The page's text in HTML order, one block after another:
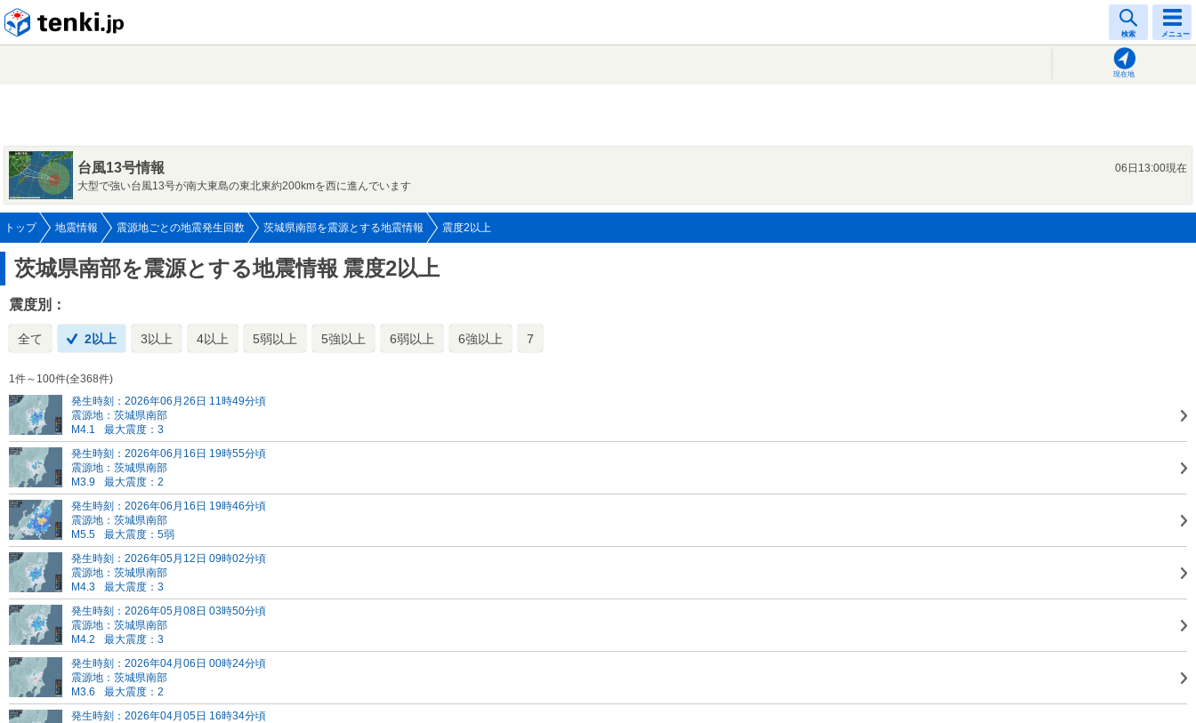
検索 メニュー
現在地
台風13号情報
06日13:00現在
大型で強い台風13号が南大東島の東北東約200kmを西に進んでいます
トップ 地震情報 震源地ごとの地震発生回数 茨城県南部を震源とする地震情報 震度2以上
茨城県南部を震源とする地震情報 震度2以上
震度別：
全て 2以上 3以上 4以上 5弱以上 5強以上 6弱以上 6強以上 7
1件～100件(全368件)
発生時刻：2026年06月26日 11時49分頃
震源地：茨城県南部
M4.1
最大震度：3
発生時刻：2026年06月16日 19時55分頃
震源地：茨城県南部
M3.9
最大震度：2
発生時刻：2026年06月16日 19時46分頃
震源地：茨城県南部
M5.5
最大震度：5弱
発生時刻：2026年05月12日 09時02分頃
震源地：茨城県南部
M4.3
最大震度：3
発生時刻：2026年05月08日 03時50分頃
震源地：茨城県南部
M4.2
最大震度：3
発生時刻：2026年04月06日 00時24分頃
震源地：茨城県南部
M3.6
最大震度：2
発生時刻：2026年04月05日 16時34分頃